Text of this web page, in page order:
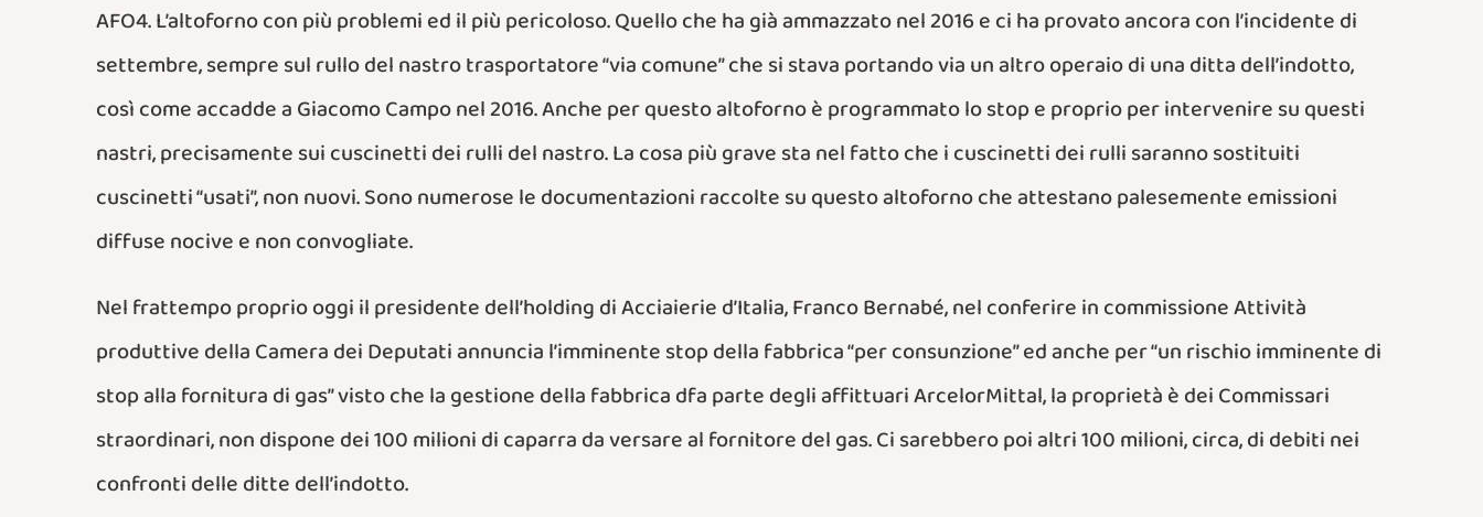
AFO4. L’altoforno con più problemi ed il più pericoloso. Quello che ha già ammazzato nel 2016 e ci ha provato ancora con l’incidente di
settembre, sempre sulrullo del nastro trasportatore “via comune”che si stava portando via un altro operaio di una ditta dell’indotto,
così come accadde a Giacomo Campo nel 2016. Anche per questo altoforno è programmato lo stop e proprio per intervenire su questi
nastri, precisamente sui cuscinetti dei rulli del nastro. La cosa più grave sta nel fatto che i cuscinetti dei rulli saranno sostituiti
cuscinetti “usati”, non nuovi. Sono numerose le documentazioni raccolte su questo altoforno che attestano palesemente emissioni
diffuse nocive e non convogliate.
Nel frattempo proprio oggi il presidente dell’holding di Acciaierie d’Italia, Franco Bernabé, nel conferire in commissione Attività
produttive della Camera dei Deputati annuncia l’imminente stop della fabbrica “per consunzione” ed anche per “un rischio imminente di
stop alla fornitura di gas” visto che la gestione della fabbrica dfa parte degli affittuari ArcelorMittal, la proprietà è dei Commissari
straordinari, non dispone dei 100 milioni di caparra da versare al fornitore del gas. Ci sarebbero poi altri 100 milioni, circa, di debiti nei
confronti delle ditte dell’indotto.